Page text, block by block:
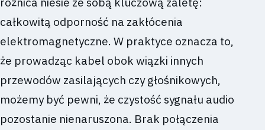
całkowitą odporność na zakłócenia
elektromagnetyczne. W praktyce oznacza to,
że prowadząc kabel obok wiązki innych
przewodów zasilających czy głośnikowych,
możemy być pewni, że czystość sygnału audio
pozostanie nienaruszona. Brak połączenia